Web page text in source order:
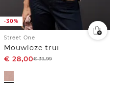
-30%
Street One
Mouwloze trui
€ 28,00€39,99